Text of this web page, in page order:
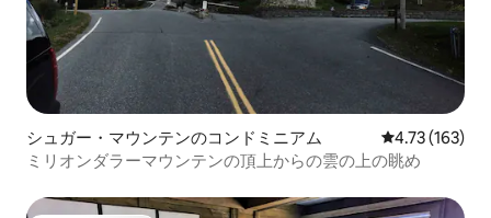
シュガー・マウンテンのコンドミニアム レビュー163
4.73 (163)
ミリオンダラーマウンテンの頂上からの雲の上の眺め